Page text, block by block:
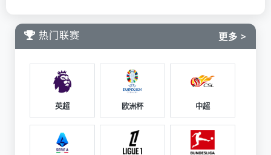
热门联赛 更多 >
英超 欧洲杯 中超